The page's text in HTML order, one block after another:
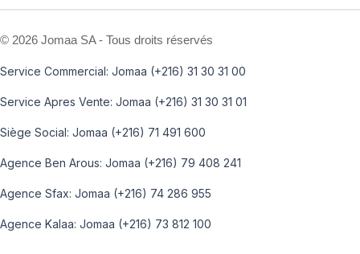
© 2026 Jomaa SA - Tous droits réservés
Service Commercial: Jomaa (+216) 31 30 31 00
Service Apres Vente: Jomaa (+216) 31 30 31 01
Siège Social: Jomaa (+216) 71 491 600
Agence Ben Arous: Jomaa (+216) 79 408 241
Agence Sfax: Jomaa (+216) 74 286 955
Agence Kalaa: Jomaa (+216) 73 812 100